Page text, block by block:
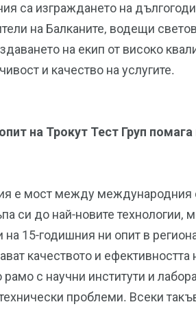
са изграждането на
на Балканите, водещи
на екип от високо
и качество на услугите.
на Трокут Тест Груп помага
е мост между международния
си до най-новите технологии,
на 15-годишния ни опит в
качеството и ефективността
с научни институти и
проблеми. Всеки